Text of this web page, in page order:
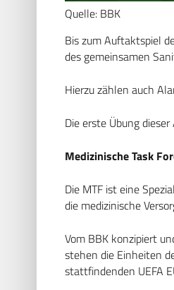
Quelle: BBK
Bis zum Auftaktspiel
des gemeinsamen
Hierzu zählen auch
Die erste Übung
Medizinische Task
Die MTF ist eine
die medizinische
Vom BBK konzipiert
stehen die Einheiten
stattfindenden UEFA